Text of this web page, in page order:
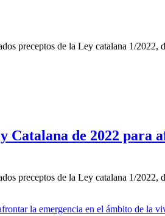
preceptos de la Ley catalana 1/2022,
de 2022 para
preceptos de la Ley catalana 1/2022,
la emergencia en el ámbito de la